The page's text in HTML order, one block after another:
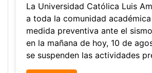
La Universidad Católica Luis
a toda la comunidad
medida preventiva ante el
en la mañana de hoy, 10 de
se suspenden las actividades